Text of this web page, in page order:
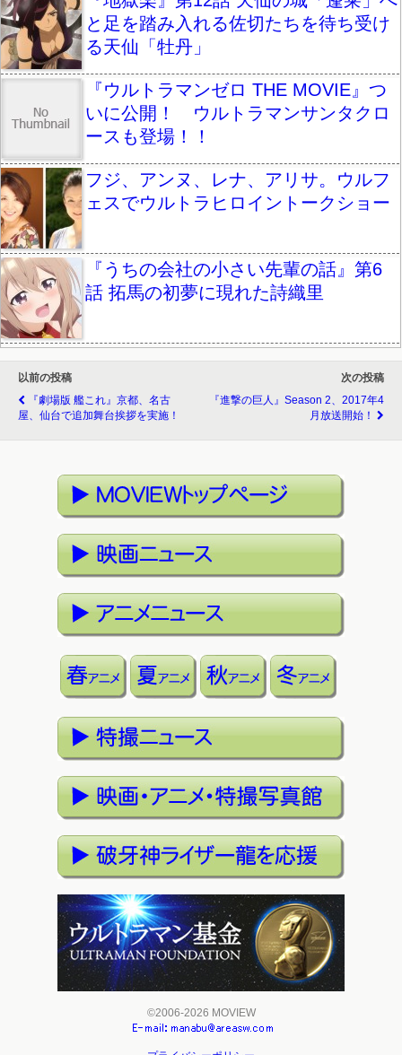
と足を踏み入れる佐切たちを待ち受け
る天仙「牡丹」
『ウルトラマンゼロ THE MOVIE』つ
いに公開！ ウルトラマンサンタクロ
ースも登場！！
フジ、アンヌ、レナ、アリサ。ウルフ
ェスでウルトラヒロイントークショー
『うちの会社の小さい先輩の話』第6
話 拓馬の初夢に現れた詩織里
以前の投稿
『劇場版 艦これ』京都、名古
屋、仙台で追加舞台挨拶を実施！
次の投稿
『進撃の巨人』Season 2、2017年4
月放送開始！
©2006-2026 MOVIEW